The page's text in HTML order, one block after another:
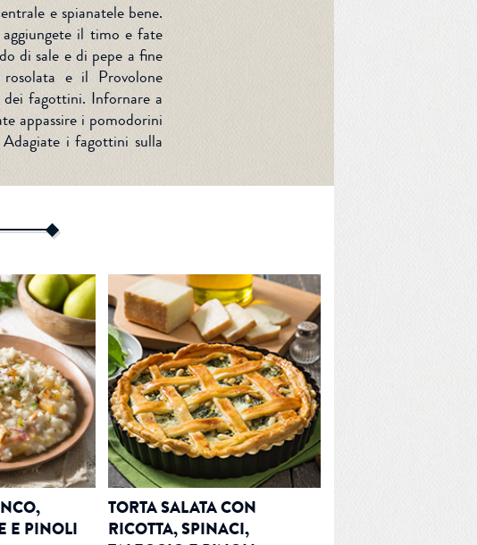
e spianatele bene.
aggiungete il timo e fate
di sale e di pepe a fine
e il Provolone
fagottini. Infornare a
appassire i pomodorini
i fagottini sulla
E PINOLI
TORTA SALATA CON
RICOTTA, SPINACI,